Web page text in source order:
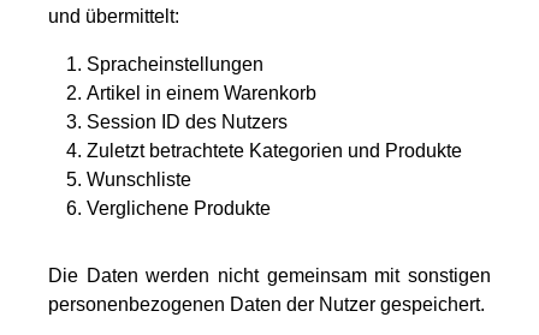
und übermittelt:
Spracheinstellungen
Artikel in einem Warenkorb
Session ID des Nutzers
Zuletzt betrachtete Kategorien und Produkte
Wunschliste
Verglichene Produkte
Die Daten werden nicht gemeinsam mit sonstigen
personenbezogenen Daten der Nutzer gespeichert.